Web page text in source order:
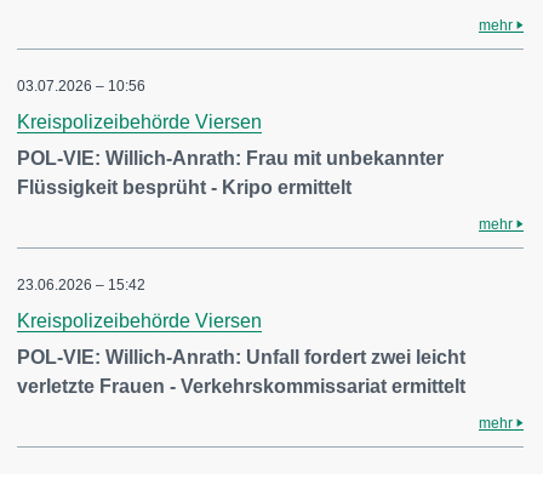
mehr
03.07.2026 – 10:56
Kreispolizeibehörde Viersen
POL-VIE: Willich-Anrath: Frau mit unbekannter
Flüssigkeit besprüht - Kripo ermittelt
mehr
23.06.2026 – 15:42
Kreispolizeibehörde Viersen
POL-VIE: Willich-Anrath: Unfall fordert zwei leicht
verletzte Frauen - Verkehrskommissariat ermittelt
mehr